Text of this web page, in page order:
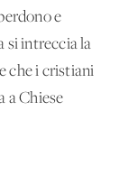
e
si intreccia la
che i cristiani
a Chiese